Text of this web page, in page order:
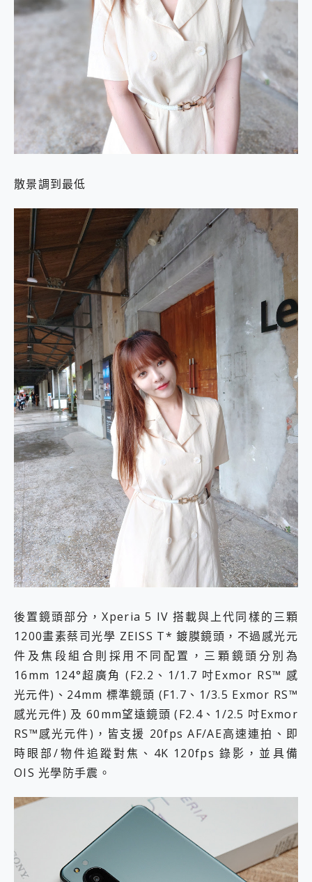
散景調到最低
後置鏡頭部分，Xperia 5 IV 搭載與上代同樣的三顆
1200畫素蔡司光學 ZEISS T* 鍍膜鏡頭，不過感光元
件及焦段組合則採用不同配置，三顆鏡頭分別為
16mm 124°超廣角 (F2.2、1/1.7 吋Exmor RS™ 感
光元件)、24mm 標準鏡頭 (F1.7、1/3.5 Exmor RS™
感光元件) 及 60mm望遠鏡頭 (F2.4、1/2.5 吋Exmor
RS™感光元件)，皆支援 20fps AF/AE高速連拍、即
時眼部/物件追蹤對焦、4K 120fps 錄影，並具備
OIS 光學防手震。